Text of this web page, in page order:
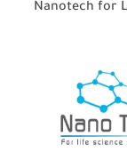
Nanotech for